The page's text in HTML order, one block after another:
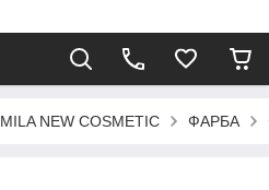
MILA NEW COSMETIC ФАРБА